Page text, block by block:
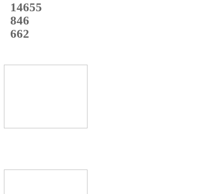
14655
с начала года
846
с начала месяца
662
с начала недели